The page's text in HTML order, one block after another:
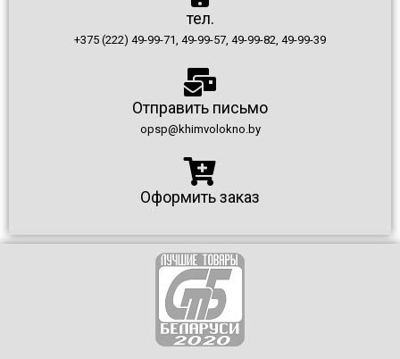
тел.
+375 (222) 49-99-71, 49-99-57, 49-99-82, 49-99-39
Отправить письмо
opsp@khimvolokno.by
Оформить заказ